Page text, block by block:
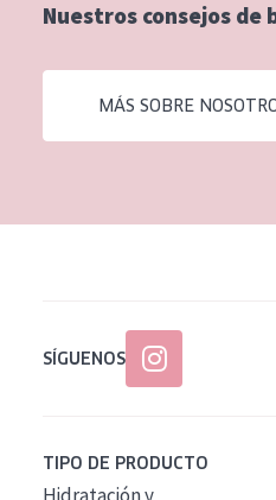
Piel madura
Piel expuesta al sol
Piel menopáusica
Todas las edades
Nuestros consejos de
MÁS SOBRE
SÍGUENOS
TIPO DE PRODUCTO